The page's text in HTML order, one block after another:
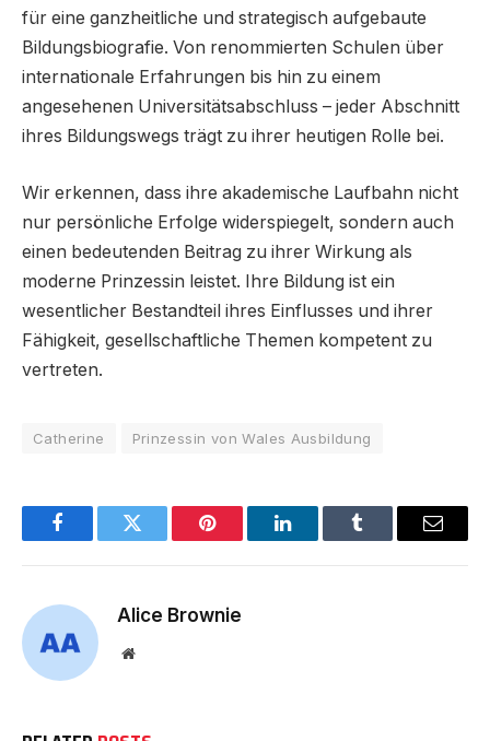
für eine ganzheitliche und strategisch aufgebaute
Bildungsbiografie. Von renommierten Schulen über
internationale Erfahrungen bis hin zu einem
angesehenen Universitätsabschluss – jeder Abschnitt
ihres Bildungswegs trägt zu ihrer heutigen Rolle bei.
Wir erkennen, dass ihre akademische Laufbahn nicht
nur persönliche Erfolge widerspiegelt, sondern auch
einen bedeutenden Beitrag zu ihrer Wirkung als
moderne Prinzessin leistet. Ihre Bildung ist ein
wesentlicher Bestandteil ihres Einflusses und ihrer
Fähigkeit, gesellschaftliche Themen kompetent zu
vertreten.
Catherine Prinzessin von Wales Ausbildung
FacebookTwitter Pinterest LinkedInTumblr Email
Alice Brownie
Website